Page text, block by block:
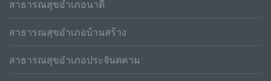
สาธารณสุขอำเภอนาดี
สาธารณสุขอำเภอบ้านสร้าง
สาธารณสุขอำเภอประจันตคาม